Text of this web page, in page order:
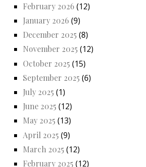
February 2026 (12)
January 2026 (9)
December 2025 (8)
November 2025 (12)
October 2025 (15)
September 2025 (6)
July 2025 (1)
June 2025 (12)
May 2025 (13)
April 2025 (9)
March 2025 (12)
February 2025 (12)